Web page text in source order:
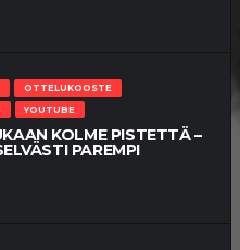
OTTELUKOOSTE
YOUTUBE
KOLME PISTETTÄ –
PAREMPI